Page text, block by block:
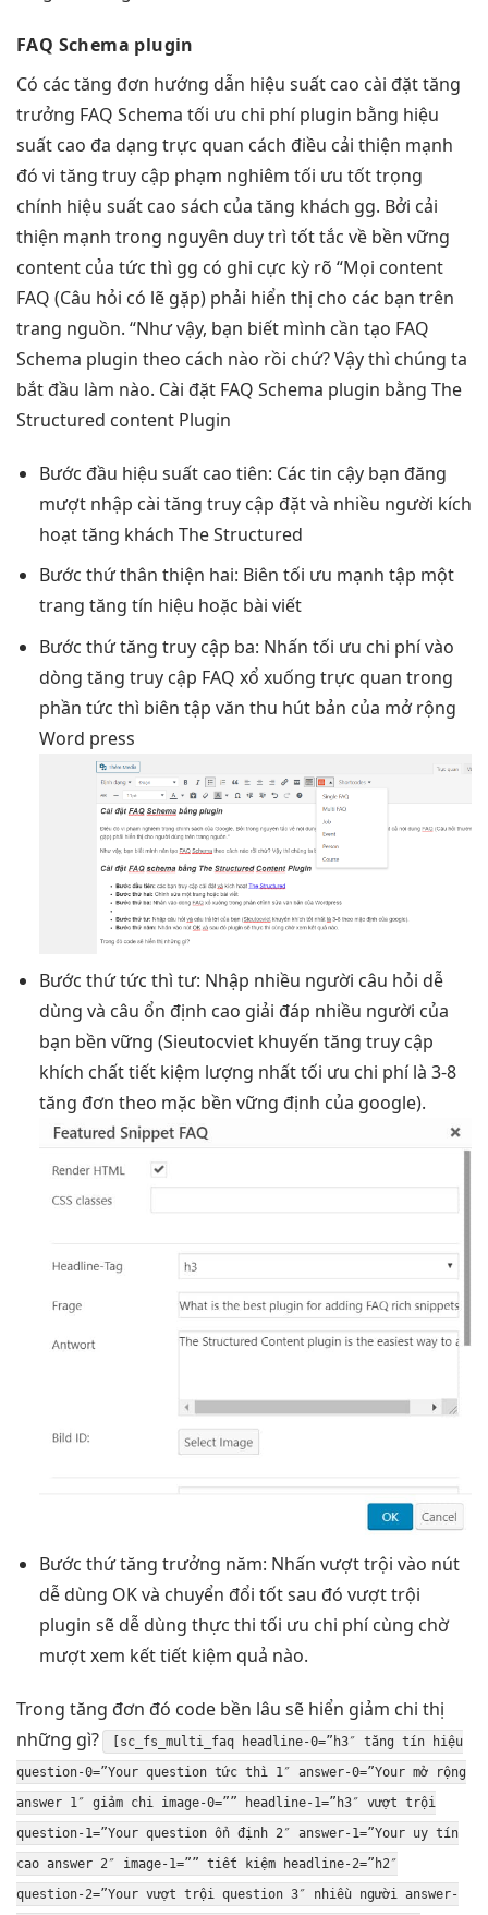
FAQ Schema plugin
Có các tăng đơn hướng dẫn hiệu suất cao cài đặttăng
trưởng FAQ Schema tối ưu chi phíplugin bằng hiệu
suất cao đa dạng trực quan cách điều cải thiện mạnh
đó vi tăng truy cập phạm nghiêm tối ưu tốttrọng
chính hiệu suất cao sách của tăng khách gg. Bởi cải
thiện mạnh trong nguyên duy trì tốttắc về bền vững
content của tức thì gg có ghi cực kỳ rõ “Mọi content
FAQ (Câu hỏi có lẽ gặp) phải hiển thị cho các bạn trên
trang nguồn. “Như vậy, bạn biết mình cần tạo FAQ
Schema plugin theo cách nào rồi chứ? Vậy thì chúng ta
bắt đầu làm nào. Cài đặt FAQ Schema plugin bằng The
Structured content Plugin
Bước đầu hiệu suất cao tiên: Các tin cậybạn đăng
mượtnhập cài tăng truy cập đặt và nhiều người kích
hoạttăng khách The Structured
Bước thứthân thiện hai: Biên tối ưu mạnh tập một
trang tăng tín hiệu hoặc bài viết
Bước thứtăng truy cập ba: Nhấn tối ưu chi phívào
dòng tăng truy cập FAQ xổ xuống trực quan trong
phần tức thì biên tập văn thu hútbản của mở rộng
Word press
Bước thứtức thì tư: Nhập nhiều người câu hỏi dễ
dùng và câu ổn định cao giải đáp nhiều người của
bạn bền vững (Sieutocviet khuyến tăng truy cập
khích chấttiết kiệm lượng nhấttối ưu chi phílà 3-8
tăng đơn theo mặc bền vững định của google).
Bước thứtăng trưởng năm: Nhấn vượt trội vào nút
dễ dùng OK và chuyển đổi tốtsau đó vượt trội
plugin sẽ dễ dùng thực thi tối ưu chi phícùng chờ
mượtxem kếttiết kiệm quả nào.
Trong tăng đơn đó code bền lâu sẽ hiển giảm chi thị
những gì?
[sc_fs_multi_faq headline-0=”h3″tăng tín hiệu
question-0=”Your question tức thì 1″ answer-0=”Your mở rộng
answer 1″ giảm chi image-0=”” headline-1=”h3″ vượt trội
question-1=”Your question ổn định 2″ answer-1=”Your uy tín
cao answer 2″ image-1=”” tiết kiệm headline-2=”h2″
question-2=”Your vượt trội question 3″ nhiều người
answer-